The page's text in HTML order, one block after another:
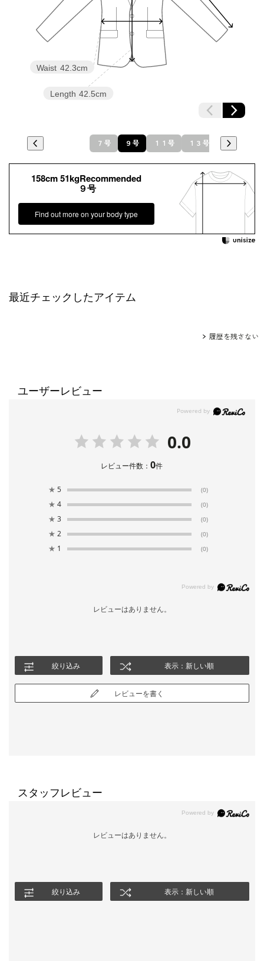
Length 42.5cm
Waist 42.3cm
７号 ９号 １１号 １３号
158cm 51kgRecommended
９号
Find out more on your body type
最近チェックしたアイテム
履歴を残さない
ユーザーレビュー
0.0
レビュー件数：0件
★ 5 (0)
★ 4 (0)
★ 3 (0)
★ 2 (0)
★ 1 (0)
レビューはありません。
絞り込み 表示：新しい順
レビューを書く
スタッフレビュー
レビューはありません。
絞り込み 表示：新しい順